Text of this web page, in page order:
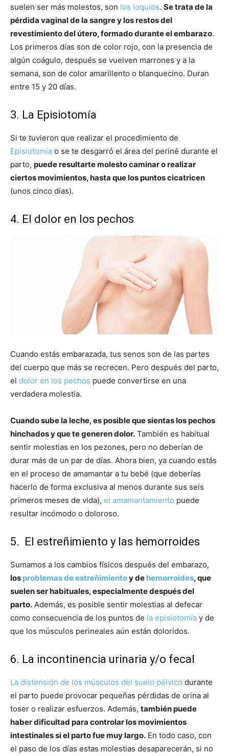
suelen ser más molestos, son los loquios. Se trata de la
pérdida vaginal de la sangre y los restos del
revestimiento del útero, formado durante el embarazo.
Los primeros días son de color rojo, con la presencia de
algún coágulo, después se vuelven marrones y a la
semana, son de color amarillento o blanquecino. Duran
entre 15 y 20 días.
3. La Episiotomía
Si te tuvieron que realizar el procedimiento de
Episiotomía o se te desgarró el área del periné durante el
parto, puede resultarte molesto caminar o realizar
ciertos movimientos, hasta que los puntos cicatricen
(unos cinco días).
4. El dolor en los pechos
Cuando estás embarazada, tus senos son de las partes
del cuerpo que más se recrecen. Pero después del parto,
el dolor en los pechos puede convertirse en una
verdadera molestia.
Cuando sube la leche, es posible que sientas los pechos
hinchados y que te generen dolor. También es habitual
sentir molestias en los pezones, pero no deberían de
durar más de un par de días. Ahora bien, ya cuando estás
en el proceso de amamantar a tu bebé (que deberías
hacerlo de forma exclusiva al menos durante sus seis
primeros meses de vida), el amamantamiento puede
resultar incómodo o doloroso.
5. El estreñimiento y las hemorroides
Sumamos a los cambios físicos después del embarazo,
los problemas de estreñimientoy de hemorroides, que
suelen ser habituales, especialmente después del
parto. Además, es posible sentir molestias al defecar
como consecuencia de los puntos de la episiotomía y de
que los músculos perineales aún están doloridos.
6. La incontinencia urinaria y/o fecal
La distensión de los músculos del suelo pélvico durante
el parto puede provocar pequeñas pérdidas de orina al
toser o realizar esfuerzos. Además, también puede
haber dificultad para controlar los movimientos
intestinales si el parto fue muy largo. En todo caso, con
el paso de los días estas molestias desaparecerán, si no